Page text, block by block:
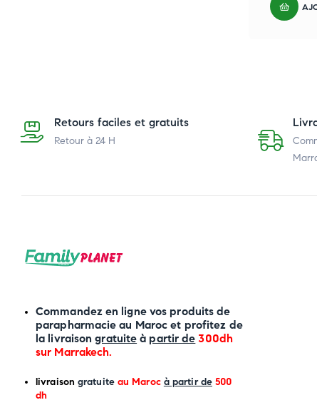
Retours faciles et gratuits
Retour à 24 H
Commandez en ligne vos produits de
parapharmacie au Maroc et profitez de
la livraisongratuite à partir de 300dh
sur Marrakech.
livraison gratuiteau Maroc à partir de500
dh